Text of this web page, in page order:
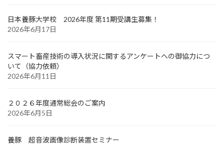
日本養豚大学校 2026年度 第11期受講生募集！
2026年6月17日
スマート畜産技術の導入状況に関するアンケートへの御協力につ
いて（協力依頼）
2026年6月11日
２０２６年度通常総会のご案内
2026年6月5日
養豚 超音波画像診断装置セミナー